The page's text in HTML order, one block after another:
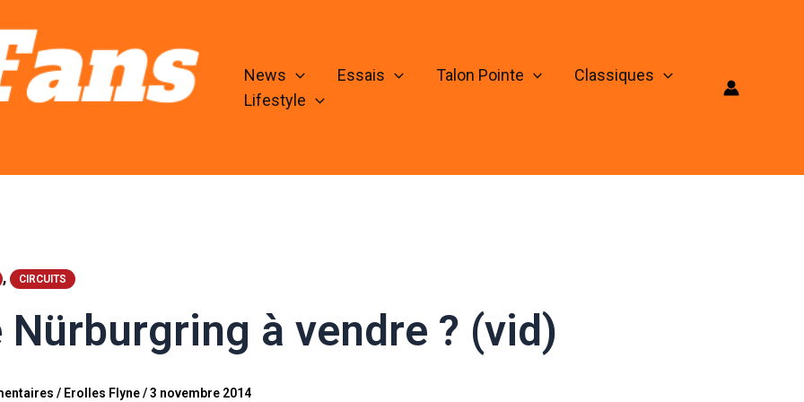
News Essais Talon Pointe
Classiques
Lifestyle
, CIRCUITS
Nürburgring à vendre ? (vid)
/ Erolles Flyne/3 novembre 2014